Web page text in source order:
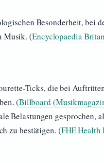
Besonderheit, bei
Musik. (Encyclopaedia
Ticks, die bei
(Billboard
Belastungen gesprochen,
zu bestätigen. (FHE Health